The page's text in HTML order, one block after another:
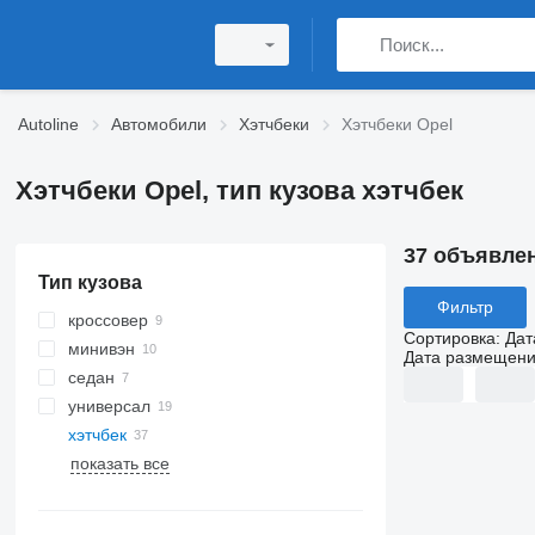
Autoline Автомобили Хэтчбеки Хэтчбеки Opel
Хэтчбеки Opel, тип кузова хэтчбек
Тип кузова
кроссовер
минивэн
седан
универсал
хэтчбек
показать все
37
Фильтр
Сортировка:
Дата